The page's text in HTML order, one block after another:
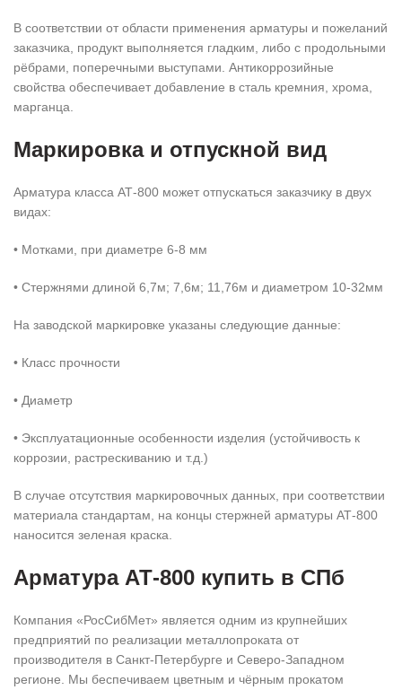
В соответствии от области применения арматуры и пожеланий
заказчика, продукт выполняется гладким, либо с продольными
рёбрами, поперечными выступами. Антикоррозийные
свойства обеспечивает добавление в сталь кремния, хрома,
марганца.
Маркировка и отпускной вид
Арматура класса АТ-800 может отпускаться заказчику в двух
видах:
• Мотками, при диаметре 6-8 мм
• Стержнями длиной 6,7м; 7,6м; 11,76м и диаметром 10-32мм
На заводской маркировке указаны следующие данные:
• Класс прочности
• Диаметр
• Эксплуатационные особенности изделия (устойчивость к
коррозии, растрескиванию и т.д.)
В случае отсутствия маркировочных данных, при соответствии
материала стандартам, на концы стержней арматуры АТ-800
наносится зеленая краска.
Арматура АТ-800 купить в СПб
Компания «РосСибМет» является одним из крупнейших
предприятий по реализации металлопроката от
производителя в Санкт-Петербурге и Северо-Западном
регионе. Мы беспечиваем цветным и чёрным прокатом